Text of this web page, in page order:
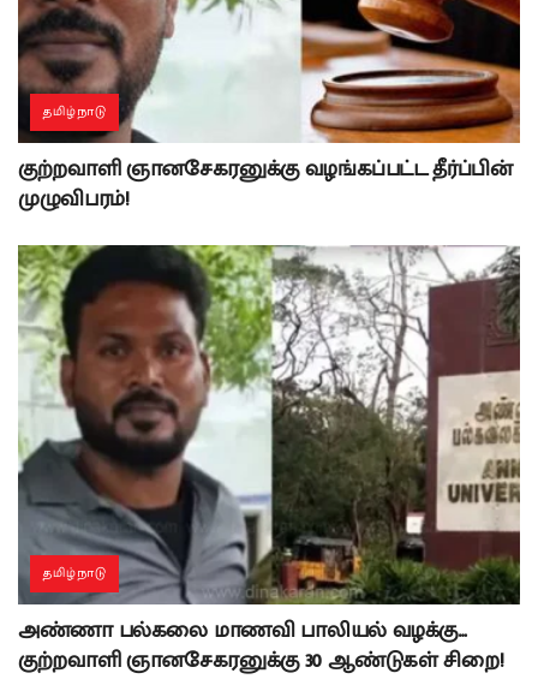
தமிழ்நாடு
குற்றவாளி ஞானசேகரனுக்கு வழங்கப்பட்ட தீர்ப்பின்
முழுவிபரம்!
தமிழ்நாடு
அண்ணா பல்கலை மாணவி பாலியல் வழக்கு…
குற்றவாளி ஞானசேகரனுக்கு 30 ஆண்டுகள் சிறை!